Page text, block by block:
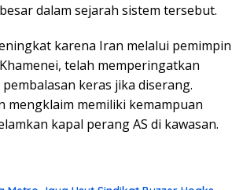
dalam sejarah sistem tersebut.
karena Iran melalui pemimpin
telah memperingatkan
keras jika diserang.
mengklaim memiliki kemampuan
kapal perang AS di kawasan.